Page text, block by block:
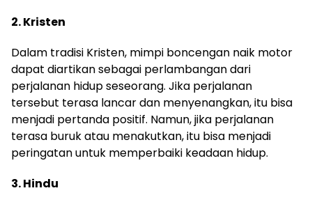
2. Kristen
Dalam tradisi Kristen, mimpi boncengan naik motor
dapat diartikan sebagai perlambangan dari
perjalanan hidup seseorang. Jika perjalanan
tersebut terasa lancar dan menyenangkan, itu bisa
menjadi pertanda positif. Namun, jika perjalanan
terasa buruk atau menakutkan, itu bisa menjadi
peringatan untuk memperbaiki keadaan hidup.
3. Hindu